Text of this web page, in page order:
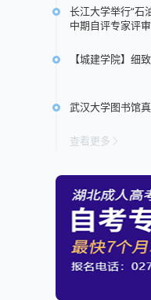
长江大学举行“石
中期自评专家评
【城建学院】细
武汉大学图书馆
查看更多